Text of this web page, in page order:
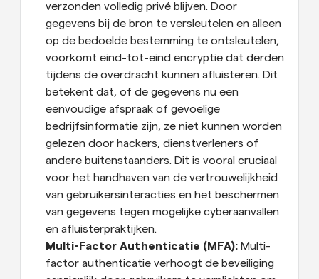
verzonden volledig privé blijven. Door
gegevens bij de bron te versleutelen en alleen
op de bedoelde bestemming te ontsleutelen,
voorkomt eind-tot-eind encryptie dat derden
tijdens de overdracht kunnen afluisteren. Dit
betekent dat, of de gegevens nu een
eenvoudige afspraak of gevoelige
bedrijfsinformatie zijn, ze niet kunnen worden
gelezen door hackers, dienstverleners of
andere buitenstaanders. Dit is vooral cruciaal
voor het handhaven van de vertrouwelijkheid
van gebruikersinteracties en het beschermen
van gegevens tegen mogelijke cyberaanvallen
en afluisterpraktijken.
Multi-Factor Authenticatie (MFA): Multi-
factor authenticatie verhoogt de beveiliging